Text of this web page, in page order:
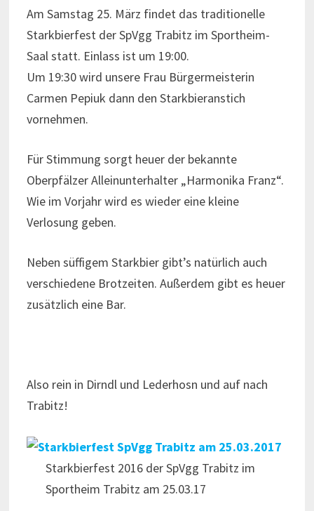
Am Samstag 25. März findet das traditionelle
Starkbierfest der SpVgg Trabitz im Sportheim-
Saal statt. Einlass ist um 19:00.
Um 19:30 wird unsere Frau Bürgermeisterin
Carmen Pepiuk dann den Starkbieranstich
vornehmen.
Für Stimmung sorgt heuer der bekannte
Oberpfälzer Alleinunterhalter „Harmonika Franz“.
Wie im Vorjahr wird es wieder eine kleine
Verlosung geben.
Neben süffigem Starkbier gibt’s natürlich auch
verschiedene Brotzeiten. Außerdem gibt es heuer
zusätzlich eine Bar.
Also rein in Dirndl und Lederhosn und auf nach
Trabitz!
Starkbierfest 2016 der SpVgg Trabitz im
Sportheim Trabitz am 25.03.17